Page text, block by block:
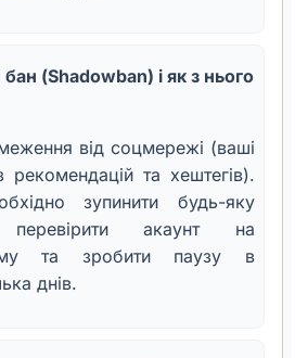
(Shadowban) і як з нього
від соцмережі (ваші
рекомендацій та хештегів).
зупинити будь-яку
перевірити акаунт на
та зробити паузу в
днів.